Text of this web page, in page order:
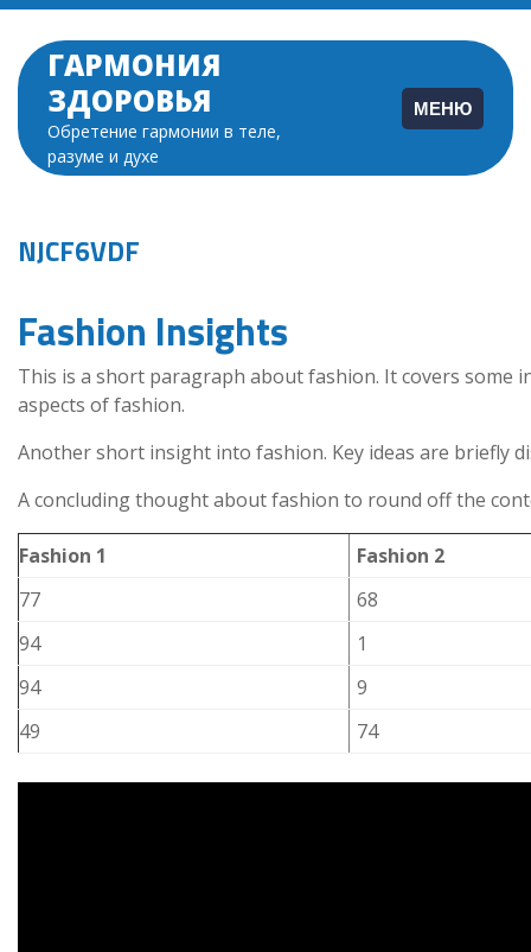
Перейти
содержимому
ГАРМОНИЯ
ЗДОРОВЬЯ
Обретение гармонии в теле,
разуме и духе
МЕНЮ
NJCF6VDF
Fashion Insights
This is a short paragraph about fashion. It covers some
aspects of fashion.
Another short insight into fashion. Key ideas are briefly
A concluding thought about fashion to round off the
Fashion 1
Fashion 2
77
68
94
1
94
9
49
74